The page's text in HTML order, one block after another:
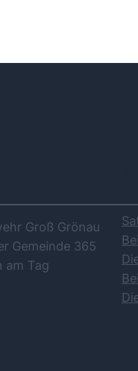
Groß Grönau
Gemeinde 365
am Tag